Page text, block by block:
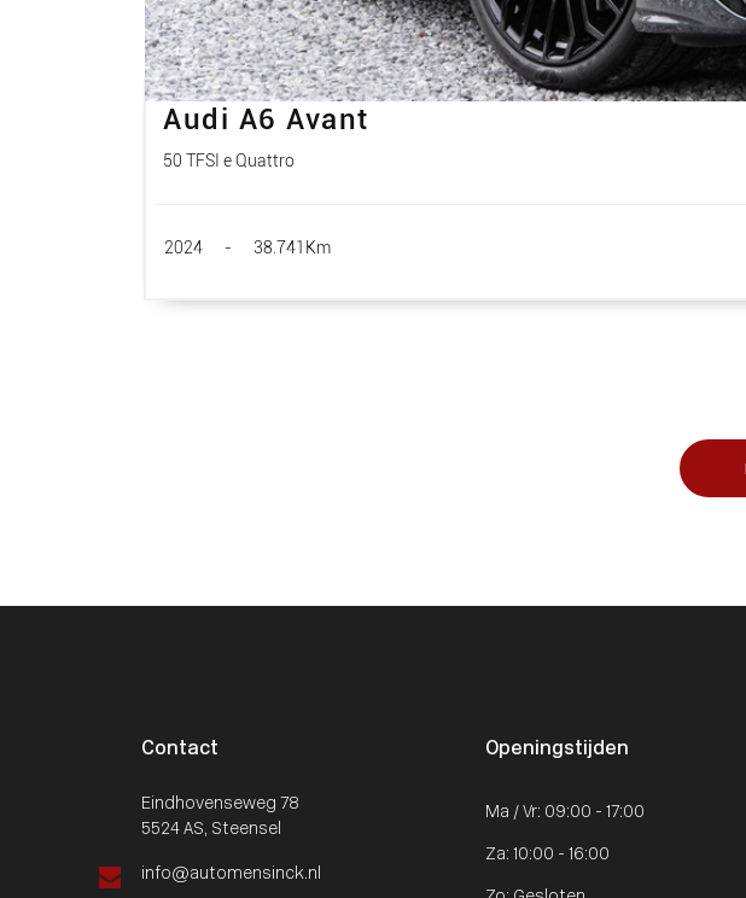
Audi A6 Avant
50 TFSI e Quattro
2024 - 38.741Km
Contact
Eindhovenseweg 78
5524 AS, Steensel
info@automensinck.nl
Openingstijden
Ma / Vr: 09:00 - 17:00
Za: 10:00 - 16:00